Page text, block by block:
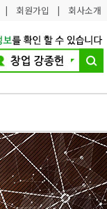
| 회원가입 | 회사소개